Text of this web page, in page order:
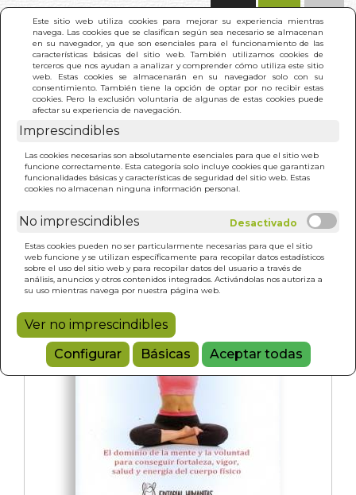
Este sitio web utiliza cookies para mejorar su experiencia mientras
navega. Las cookies que se clasifican según sea necesario se almacenan
en su navegador, ya que son esenciales para el funcionamiento de las
características básicas del sitio web. También utilizamos cookies de
terceros que nos ayudan a analizar y comprender cómo utiliza este sitio
web. Estas cookies se almacenarán en su navegador solo con su
consentimiento. También tiene la opción de optar por no recibir estas
cookies. Pero la exclusión voluntaria de algunas de estas cookies puede
afectar su experiencia de navegación.
Imprescindibles
Las cookies necesarias son absolutamente esenciales para que el sitio web
funcione correctamente. Esta categoría solo incluye cookies que garantizan
funcionalidades básicas y características de seguridad del sitio web. Estas
cookies no almacenan ninguna información personal.
No imprescindibles
Estas cookies pueden no ser particularmente necesarias para que el sitio
web funcione y se utilizan específicamente para recopilar datos estadísticos
sobre el uso del sitio web y para recopilar datos del usuario a través de
análisis, anuncios y otros contenidos integrados. Activándolas nos autoriza a
su uso mientras navega por nuestra página web.
Ver no imprescindibles
Configurar
Básicas Aceptar todas
INICIO >